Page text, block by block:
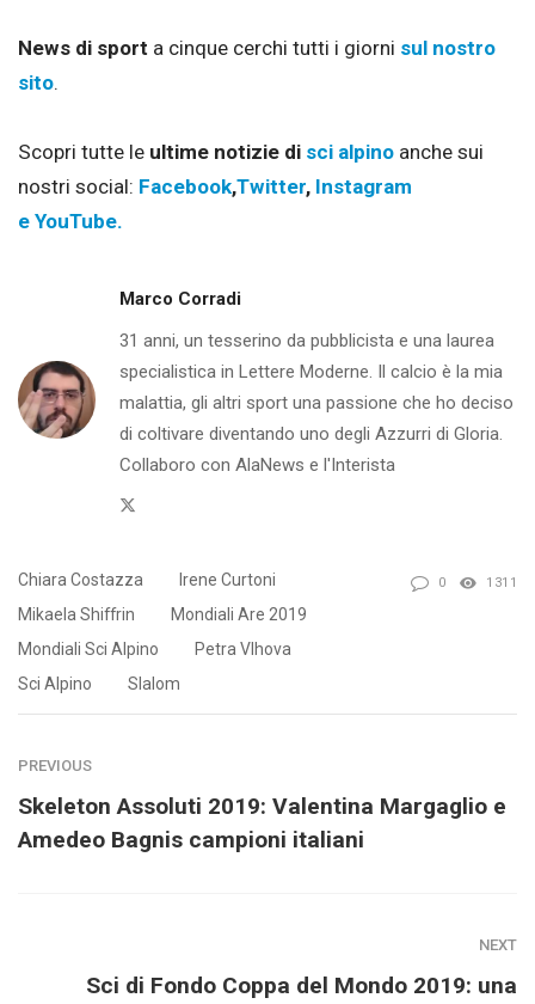
News di sport a cinque cerchi tutti i giorni sul nostro
sito.
Scopri tutte le ultime notizie di sci alpino anche sui
nostri social: Facebook,Twitter, Instagram
e YouTube.
Marco Corradi
31 anni, un tesserino da pubblicista e una laurea
specialistica in Lettere Moderne. Il calcio è la mia
malattia, gli altri sport una passione che ho deciso
di coltivare diventando uno degli Azzurri di Gloria.
Collaboro con AlaNews e l'Interista
Chiara Costazza
Irene Curtoni
Mikaela Shiffrin
Mondiali Are 2019
Mondiali Sci Alpino
Petra Vlhova
Sci Alpino
Slalom
0 1311
PREVIOUS
Skeleton Assoluti 2019: Valentina Margaglio e
Amedeo Bagnis campioni italiani
NEXT
Sci di Fondo Coppa del Mondo 2019: una